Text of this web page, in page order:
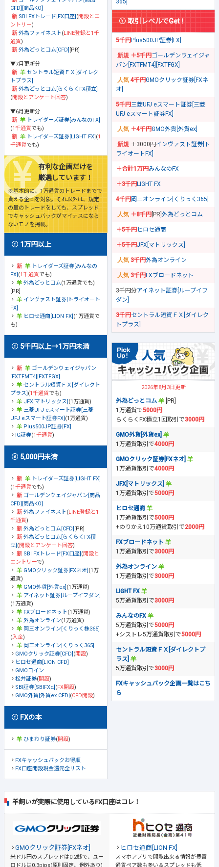
CFD][商品KO]
SBI FXトレード[FX口座] (開設とエ
ントリー)
外為ファイネスト(LINE登録と1千
通貨)
外為どっとコム[CFD]
[PR]
▼7月更新分
セントラル短資ＦＸ[ダイレク
トプラス]
外為どっとコム[らくらくFX積立]
(開設とアンケート回答)
▼6月更新分
トレイダーズ証券[みんなのFX]
(1千通貨でも)
トレイダーズ証券[LIGHT FX] (1
千通貨でも)
有利な企画だけを
厳選しています！
※基本的に、1万通貨のトレードまでで
貰える企画を対象。それ以外は、規定
の量のトレードをしても、スプレッド
でキャッシュバックがマイナスになら
ないモノを掲載。
1万円以上
トレイダーズ証券[みんなの
FX] (1千通貨でも)
外為どっとコム(1万通貨でも)
[PR]
インヴァスト証券[トライオート
FX]
ヒロセ通商[LION FX] (1万通貨で
も)
5千円以上→1万円未満
ゴールデンウェイジャパン
[FXTFMT4][FXTFGX]
セントラル短資ＦＸ[ダイレクト
プラス] (1千通貨でも)
JFX[マトリックス] (1万通貨)
三菱UFJ eスマート証券[三菱
UFJ eスマート証券FX] (1万通貨)
Plus500JP証券[FX]
IG証券(1千通貨)
5,000円未満
トレイダーズ証券[LIGHT FX]
(1千通貨でも)
ゴールデンウェイジャパン[商品
CFD][商品KO]
外為ファイネスト(LINE登録と1
千通貨)
外為どっとコム[CFD]
[PR]
外為どっとコム[らくらくFX積
立] (開設とアンケート回答)
SBI FXトレード[FX口座] (開設と
エントリーで)
GMOクリック証券[FXネオ] (1万
通貨)
GMO外貨[外貨ex] (1万通貨)
アイネット証券[ループイフダン]
(1万通貨)
FXブロードネット(1万通貨)
外為オンライン(1万通貨)
岡三オンライン[くりっく株365]
(入金)
岡三オンライン[くりっく365]
GMOクリック証券[CFD] (開設)
ヒロセ通商[LION CFD]
GMOコイン
松井証券(開設)
SBI証券[SBIFXα] (FX開設)
GMO外貨[外貨ex CFD] (CFD開設)
FXの本
ひまわり証券(開設)
FXキャッシュバックお得順
FX口座開設現金還元全リスト
取引レベルでGet！
5千円Plus500JP証券[FX]
＋5千円ゴールデンウェイジャ
パン[FXTFMT4][FXTFGX]
4千円GMOクリック証券[FXネ
オ]
5千円三菱UFJ eスマート証券[三菱
UFJ eスマート証券FX]
＋4千円GMO外貨[外貨ex]
＋3000円インヴァスト証券[ト
ライオートFX]
＋合計1万円みんなのFX
＋3千円LIGHT FX
4千円岡三オンライン[くりっく365]
＋8千円 [PR] 外為どっとコム
＋5千円ヒロセ通商
＋5千円JFX[マトリックス]
3千円外為オンライン
3千円FXブロードネット
3千円分アイネット証券[ループイフ
ダン]
3千円セントラル短資ＦＸ[ダイレク
トプラス]
2026年8月3日更新
外為どっとコム
[PR]
1万通貨で5000円
らくらくFX積立1回取引で3000円
GMO外貨[外貨ex]
1万通貨取引で4000円
GMOクリック証券[FXネオ]
1万通貨取引で4000円
JFX[マトリックス]
1万通貨取引で5000円
ヒロセ通商
1万通貨取引で5000円
+のりかえ10万通貨取引で2000円
FXブロードネット
1万通貨取引で3000円
外為オンライン
1万通貨取引で3000円
LIGHT FX
5万通貨取引で3000円
みんなのFX
5万通貨取引で5000円
+シストレ5万通貨取引で5000円
セントラル短資ＦＸ[ダイレクトプ
ラス]
5万通貨取引で3000円
FXキャッシュバック企画一覧はこち
ら
羊飼いが実際に使用しているFX口座はコレ！
GMOクリック証券[FXネオ]
米ドル円のスプレッドは0.2銭で、ユー
ロドルは0.3pips(原則固定、例外あり)
ヒロセ通商[LION FX]
スマホアプリで閲覧出来る情報が豊富
通貨ペア数も多い＆スプレッドも低